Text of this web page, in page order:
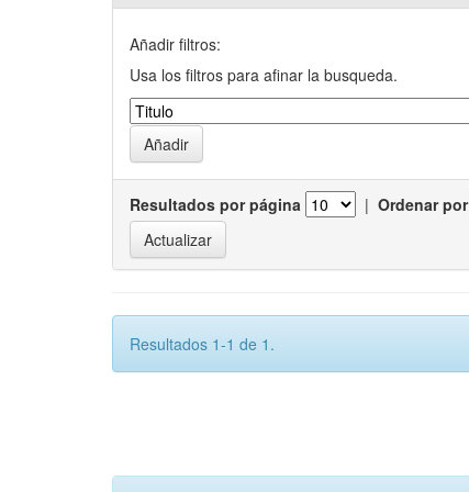
Añadir filtros:
Usa los filtros para afinar la busqueda.
Resultados por página | Ordenar por
Resultados 1-1 de 1.